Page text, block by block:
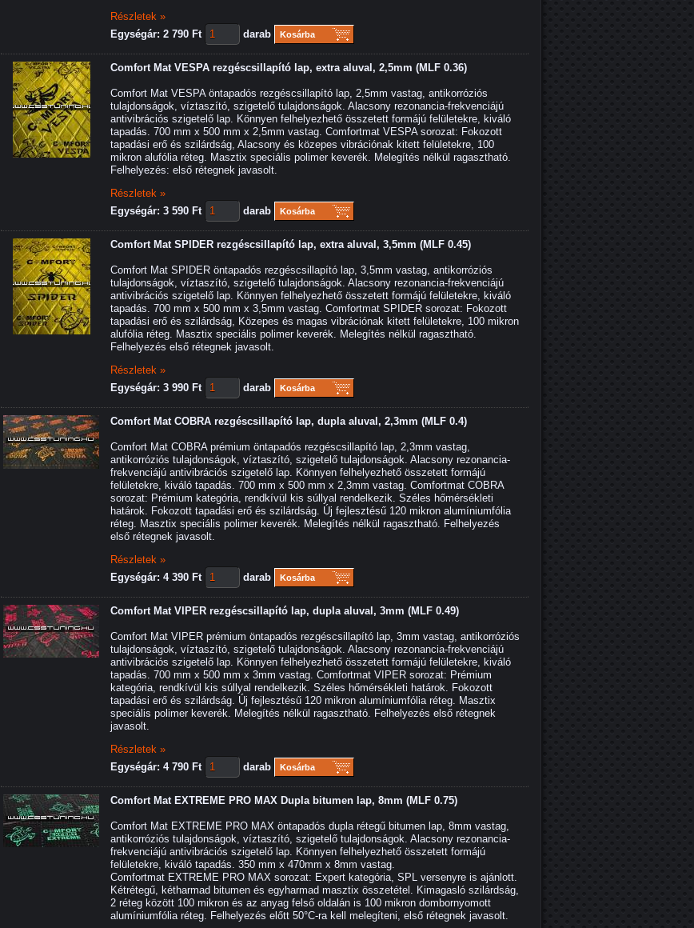
Részletek »
Egységár: 2 790 Ft
darab Kosárba
Comfort Mat VESPA rezgéscsillapító lap, extra aluval, 2,5mm (MLF 0.36)
Comfort Mat VESPA öntapadós rezgéscsillapító lap, 2,5mm vastag, antikorróziós
tulajdonságok, víztaszító, szigetelő tulajdonságok. Alacsony rezonancia-frekvenciájú
antivibrációs szigetelő lap. Könnyen felhelyezhető összetett formájú felületekre, kiváló
tapadás. 700 mm x 500 mm x 2,5mm vastag. Comfortmat VESPA sorozat: Fokozott
tapadási erő és szilárdság, Alacsony és közepes vibrációnak kitett felületekre, 100
mikron alufólia réteg. Masztix speciális polimer keverék. Melegítés nélkül ragasztható.
Felhelyezés: első rétegnek javasolt.
Részletek »
Egységár: 3 590 Ft
darab Kosárba
Comfort Mat SPIDER rezgéscsillapító lap, extra aluval, 3,5mm (MLF 0.45)
Comfort Mat SPIDER öntapadós rezgéscsillapító lap, 3,5mm vastag, antikorróziós
tulajdonságok, víztaszító, szigetelő tulajdonságok. Alacsony rezonancia-frekvenciájú
antivibrációs szigetelő lap. Könnyen felhelyezhető összetett formájú felületekre, kiváló
tapadás. 700 mm x 500 mm x 3,5mm vastag. Comfortmat SPIDER sorozat: Fokozott
tapadási erő és szilárdság, Közepes és magas vibrációnak kitett felületekre, 100 mikron
alufólia réteg. Masztix speciális polimer keverék. Melegítés nélkül ragasztható.
Felhelyezés első rétegnek javasolt.
Részletek »
Egységár: 3 990 Ft
darab Kosárba
Comfort Mat COBRA rezgéscsillapító lap, dupla aluval, 2,3mm (MLF 0.4)
Comfort Mat COBRA prémium öntapadós rezgéscsillapító lap, 2,3mm vastag,
antikorróziós tulajdonságok, víztaszító, szigetelő tulajdonságok. Alacsony rezonancia-
frekvenciájú antivibrációs szigetelő lap. Könnyen felhelyezhető összetett formájú
felületekre, kiváló tapadás. 700 mm x 500 mm x 2,3mm vastag. Comfortmat COBRA
sorozat: Prémium kategória, rendkívül kis súllyal rendelkezik. Széles hőmérsékleti
határok. Fokozott tapadási erő és szilárdság. Új fejlesztésű 120 mikron alumíniumfólia
réteg. Masztix speciális polimer keverék. Melegítés nélkül ragasztható. Felhelyezés
első rétegnek javasolt.
Részletek »
Egységár: 4 390 Ft
darab Kosárba
Comfort Mat VIPER rezgéscsillapító lap, dupla aluval, 3mm (MLF 0.49)
Comfort Mat VIPER prémium öntapadós rezgéscsillapító lap, 3mm vastag, antikorróziós
tulajdonságok, víztaszító, szigetelő tulajdonságok. Alacsony rezonancia-frekvenciájú
antivibrációs szigetelő lap. Könnyen felhelyezhető összetett formájú felületekre, kiváló
tapadás. 700 mm x 500 mm x 3mm vastag. Comfortmat VIPER sorozat: Prémium
kategória, rendkívül kis súllyal rendelkezik. Széles hőmérsékleti határok. Fokozott
tapadási erő és szilárdság. Új fejlesztésű 120 mikron alumíniumfólia réteg. Masztix
speciális polimer keverék. Melegítés nélkül ragasztható. Felhelyezés első rétegnek
javasolt.
Részletek »
Egységár: 4 790 Ft
darab Kosárba
Comfort Mat EXTREME PRO MAX Dupla bitumen lap, 8mm (MLF 0.75)
Comfort Mat EXTREME PRO MAX öntapadós dupla rétegű bitumen lap, 8mm vastag,
antikorróziós tulajdonságok, víztaszító, szigetelő tulajdonságok. Alacsony rezonancia-
frekvenciájú antivibrációs szigetelő lap. Könnyen felhelyezhető összetett formájú
felületekre, kiváló tapadás. 350 mm x 470mm x 8mm vastag.
Comfortmat EXTREME PRO MAX sorozat: Expert kategória, SPL versenyre is ajánlott.
Kétrétegű, kétharmad bitumen és egyharmad masztix összetétel. Kimagasló szilárdság,
2 réteg között 100 mikron és az anyag felső oldalán is 100 mikron dombornyomott
alumíniumfólia réteg. Felhelyezés előtt 50°C-ra kell melegíteni, első rétegnek javasolt.